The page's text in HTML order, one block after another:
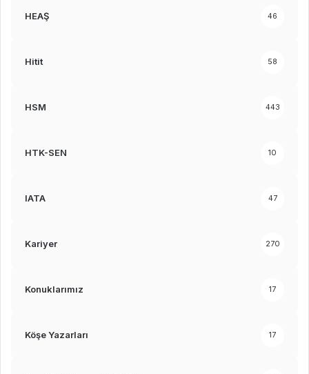
HEAŞ 46
Hitit 58
HSM 443
HTK-SEN 10
IATA 47
Kariyer 270
Konuklarımız 17
Köşe Yazarları 17